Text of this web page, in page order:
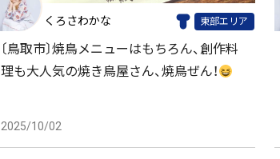
くろさわかな 東部エリア
〔鳥取市〕焼鳥メニューはもちろん、創作料
理も大人気の焼き鳥屋さん、焼鳥ぜん！
2025/10/02